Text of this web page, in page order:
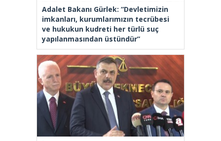
Adalet Bakanı Gürlek: “Devletimizin
imkanları, kurumlarımızın tecrübesi
ve hukukun kudreti her türlü suç
yapılanmasından üstündür”